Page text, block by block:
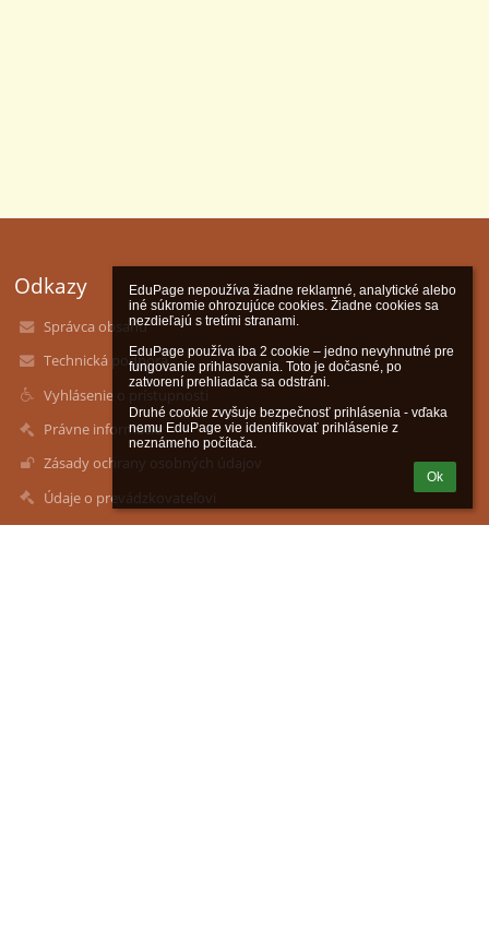
EduPage nepoužíva žiadne reklamné, analytické alebo
iné súkromie ohrozujúce cookies. Žiadne cookies sa
nezdieľajú s tretími stranami.
EduPage používa iba 2 cookie – jedno nevyhnutné pre
fungovanie prihlasovania. Toto je dočasné, po
zatvorení prehliadača sa odstráni.
Druhé cookie zvyšuje bezpečnosť prihlásenia - vďaka
nemu EduPage vie identifikovať prihlásenie z
neznámeho počítača.
Ok
Odkazy
Správca obsahu
Technická podpora
Vyhlásenie o prístupnosti
Právne informácie
Zásady ochrany osobných údajov
Údaje o prevádzkovateľovi
Mapa stránok